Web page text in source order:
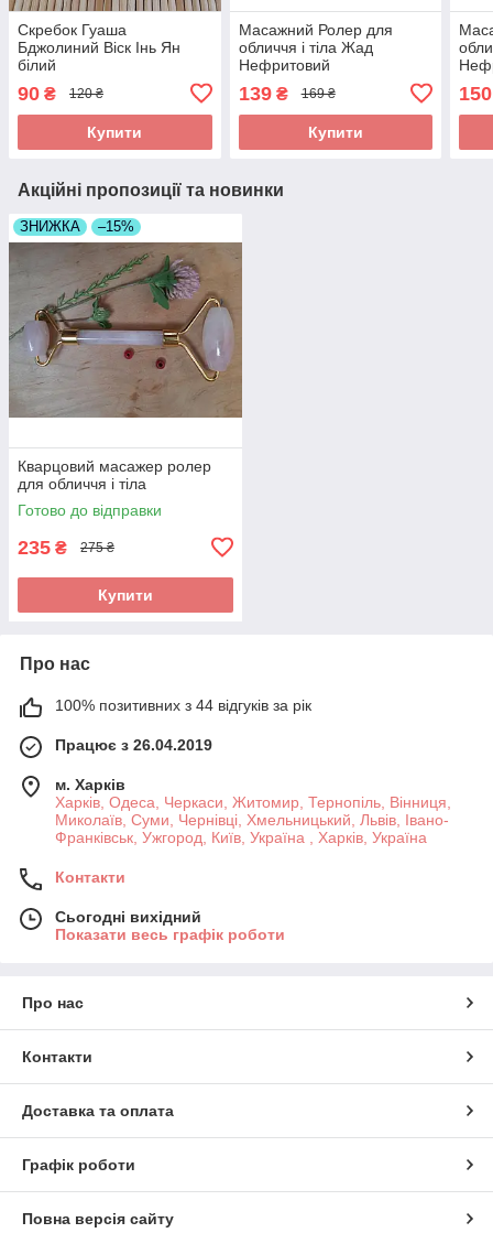
Скребок Гуаша
Бджолиний Віск Інь Ян
білий
90 ₴ 120 ₴
Купити
Масажний Ролер для
обличчя і тіла Жад
Нефритовий
139₴ 169 ₴
Купити
150
Акційні пропозиції та новинки
ЗНИЖКА –15%
Кварцовий масажер ролер
для обличчя і тіла
Готово до відправки
235 ₴ 275 ₴
Купити
Про нас
100% позитивних з 44 відгуків за рік
Працює з 26.04.2019
м. Харків
Харків, Одеса, Черкаси, Житомир, Тернопіль, Вінниця,
Миколаїв, Суми, Чернівці, Хмельницький, Львів, Івано-
Франківськ, Ужгород, Київ, Україна , Харків, Україна
Контакти
Сьогодні вихідний
Показати весь графік роботи
Про нас
Контакти
Доставка та оплата
Графік роботи
Повна версія сайту